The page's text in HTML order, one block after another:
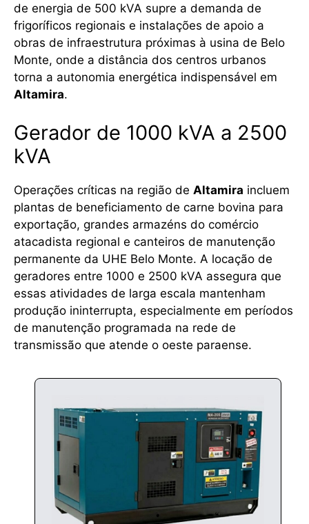
de energia de 500 kVA supre a demanda de
frigoríficos regionais e instalações de apoio a
obras de infraestrutura próximas à usina de Belo
Monte, onde a distância dos centros urbanos
torna a autonomia energética indispensável em
Altamira.
Gerador de 1000 kVA a 2500
kVA
Operações críticas na região de Altamira incluem
plantas de beneficiamento de carne bovina para
exportação, grandes armazéns do comércio
atacadista regional e canteiros de manutenção
permanente da UHE Belo Monte. A locação de
geradores entre 1000 e 2500 kVA assegura que
essas atividades de larga escala mantenham
produção ininterrupta, especialmente em períodos
de manutenção programada na rede de
transmissão que atende o oeste paraense.